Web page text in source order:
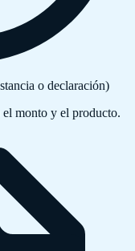
o declaración)
monto y el producto.